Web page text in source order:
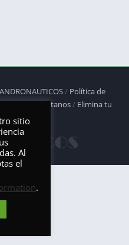
ANDRONAUTICOS/ Política de
/Contáctanos/ Elimina tu
sitio
Al
el
.